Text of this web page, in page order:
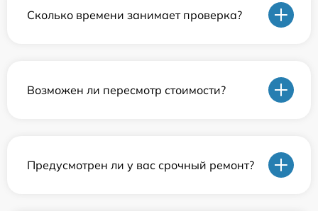
Сколько времени занимает проверка?
Возможен ли пересмотр стоимости?
Предусмотрен ли у вас срочный ремонт?